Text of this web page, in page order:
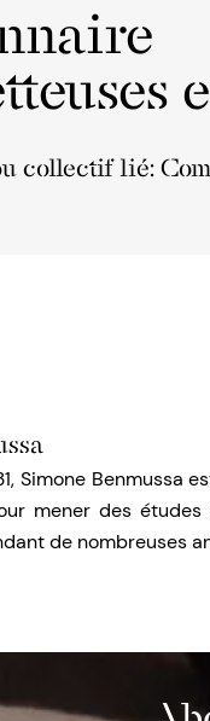
collectif lié:
Simone Benmussa
mener des
de nombreuses